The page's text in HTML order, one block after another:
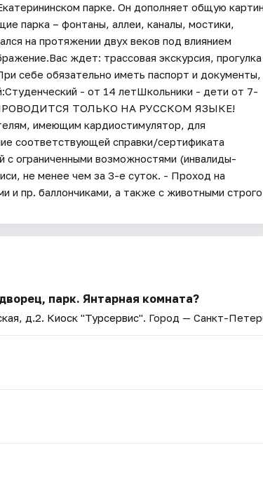
парке. Он дополняет общую
парка – фонтаны, аллеи, каналы, мостики,
на протяжении двух веков под влиянием
ждет: трассовая экскурсия, прогулка
себе обязательно иметь паспорт и документы,
- от 14 летШкольники - дети от 7-
ПРОВОДИТСЯ ТОЛЬКО НА РУССКОМ ЯЗЫКЕ!
имеющим кардиостимулятор, для
соответствующей справки/сертификата
ограниченными возможностями (инвалиды-
не менее чем за 3-е суток. - Проход на
пр. баллончиками, а также с животными строго
парк. Янтарная комната?
д.2. Киоск "Турсервис". Город — Санкт-